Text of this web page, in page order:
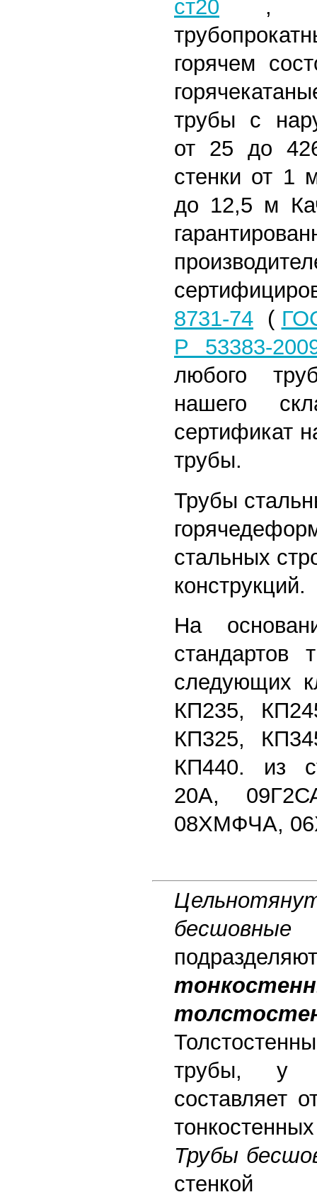
ст20 ,
горячем
трубы с
от 25 до
стенки от 1
до 12,5 м
8731-74 (
Р 53383-
любого
нашего
сертификат
трубы.
Трубы
стальных
конструкций.
На
стандартов
следующих
КП235,
КП325,
КП440. из
20А,
08ХМФЧА,
трубы, у
составляет
Трубы
стенкой